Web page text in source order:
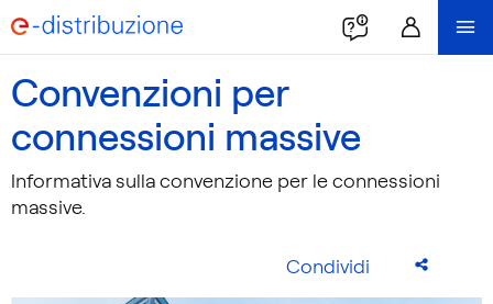
Convenzioni per
connessioni massive
Informativa sulla convenzione per le connessioni
massive.
Condividi